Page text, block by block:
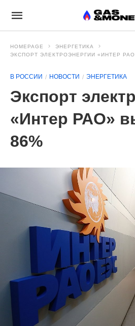
HOMEPAGE
ЭНЕРГЕТИКА
ЭКСПОРТ ЭЛЕКТРОЭНЕРГИИ «ИНТЕР
В РОССИИ НОВОСТИ ЭНЕРГЕТИКА
Экспорт
«Интер РАО»
86%